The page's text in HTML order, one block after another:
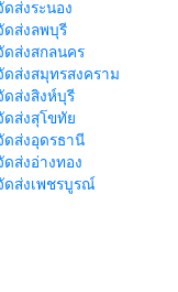
ดส่งระนอง
ดส่งลพบุรี
ดส่งสกลนคร
ดส่งสมุทรสงคราม
ดส่งสิงห์บุรี
ดส่งสุโขทัย
ดส่งอุดรธานี
ดส่งอ่างทอง
ดส่งเพชรบูรณ์